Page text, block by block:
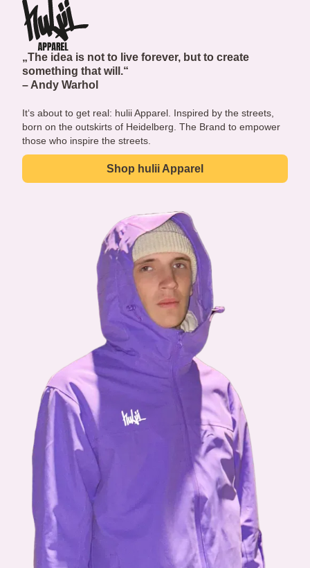
„The idea is not to live forever, but to create
something that will.“
– Andy Warhol
It‘s about to get real: hulii Apparel. Inspired by the streets,
born on the outskirts of Heidelberg. The Brand to empower
those who inspire the streets.
Shop hulii Apparel